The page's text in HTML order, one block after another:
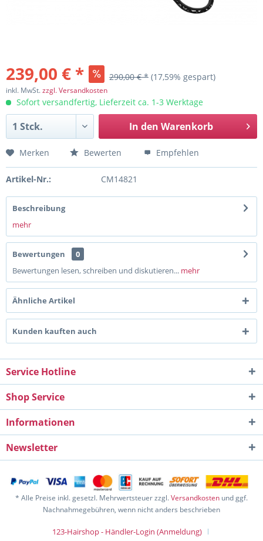
239,00 € * 290,00 € * (17,59% gespart)
inkl. MwSt.zzgl. Versandkosten
Sofort versandfertig, Lieferzeit ca. 1-3 Werktage
In den Warenkorb
Merken Bewerten Empfehlen
Artikel-Nr.: CM14821
Beschreibung
mehr
Bewertungen
0
Bewertungen lesen, schreiben und diskutieren... mehr
Ähnliche Artikel
Kunden kauften auch
Service Hotline
Shop Service
Informationen
Newsletter
* Alle Preise inkl. gesetzl. Mehrwertsteuer zzgl.Versandkosten und ggf.
Nachnahmegebühren, wenn nicht anders beschrieben
123-Hairshop - Händler-Login (Anmeldung)